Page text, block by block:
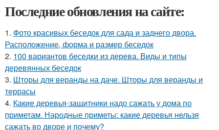
Последние обновления на сайте:
1. Фото красивых беседок для сада и заднего двора.
Расположение, форма и размер беседок
2. 100 вариантов беседки из дерева. Виды и типы
деревянных беседок
3. Шторы для веранды на даче. Шторы для веранды и
террасы
4. Какие деревья-защитники надо сажать у дома по
приметам. Народные приметы: какие деревья нельзя
сажать во дворе и почему?